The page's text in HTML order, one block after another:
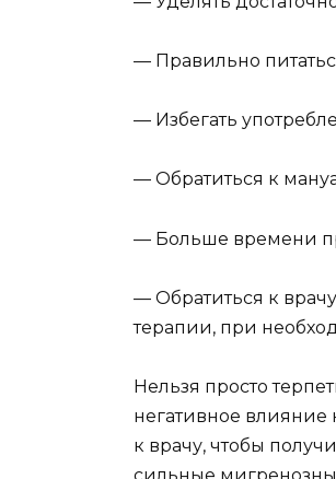
— Правильно
— Избегать
— Обратиться к
— Больше времени
— Обратиться к
терапии, при
Нельзя просто
негативное влияние
к врачу, чтобы